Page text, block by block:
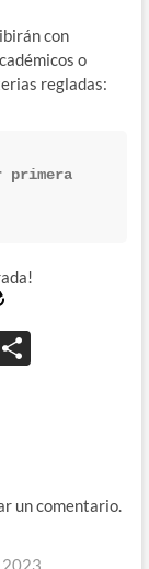
con
o
regladas:
primera
ti
un comentario.
2023